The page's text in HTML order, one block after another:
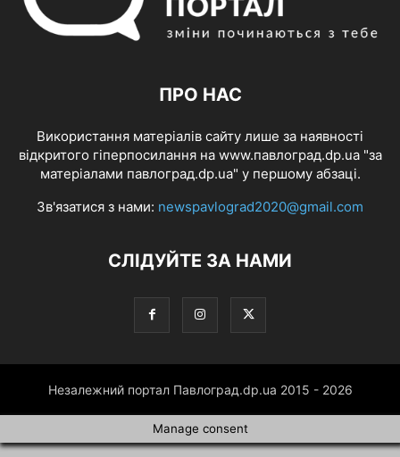
ПРО НАС
Використання матеріалів сайту лише за наявності
відкритого гіперпосилання на www.павлоград.dp.ua "за
матеріалами павлоград.dp.ua" у першому абзаці.
Зв'язатися з нами: newspavlograd2020@gmail.com
СЛІДУЙТЕ ЗА НАМИ
Незалежний портал Павлоград.dp.ua 2015 - 2026
Manage consent